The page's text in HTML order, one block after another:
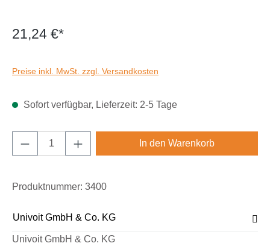
21,24 €*
Preise inkl. MwSt. zzgl. Versandkosten
Sofort verfügbar, Lieferzeit: 2-5 Tage
Produkt Anzahl: Gib den gewünschten
In den Warenkorb
Produktnummer: 3400
Univoit GmbH & Co. KG
Univoit GmbH & Co. KG